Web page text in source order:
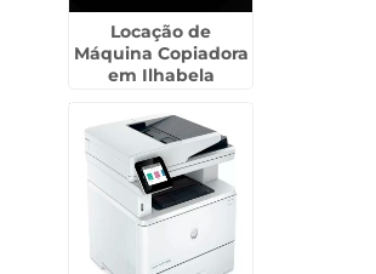
Locação de
Máquina Copiadora
em Ilhabela